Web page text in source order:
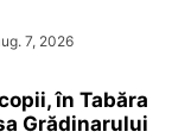
7, 2026
în Tabăra
Grădinarului